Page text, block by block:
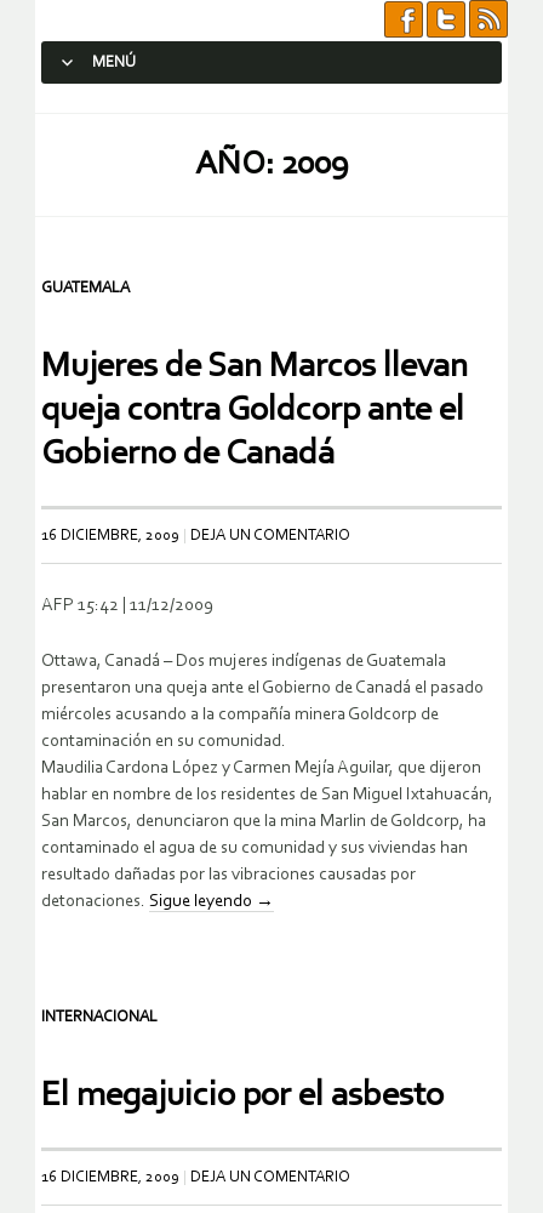
MENÚ
AÑO: 2009
GUATEMALA
Mujeres de San Marcos llevan
queja contra Goldcorp ante el
Gobierno de Canadá
16 DICIEMBRE, 2009 DEJA UN COMENTARIO
AFP 15:42 | 11/12/2009
Ottawa, Canadá – Dos mujeres indígenas de Guatemala
presentaron una queja ante el Gobierno de Canadá el pasado
miércoles acusando a la compañía minera Goldcorp de
contaminación en su comunidad.
Maudilia Cardona López y Carmen Mejía Aguilar, que dijeron
hablar en nombre de los residentes de San Miguel Ixtahuacán,
San Marcos, denunciaron que la mina Marlin de Goldcorp, ha
contaminado el agua de su comunidad y sus viviendas han
resultado dañadas por las vibraciones causadas por
detonaciones. Sigue leyendo →
INTERNACIONAL
El megajuicio por el asbesto
16 DICIEMBRE, 2009 DEJA UN COMENTARIO